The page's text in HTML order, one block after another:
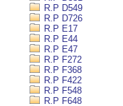
R.P D549
R.P D726
R.P E17
R.P E44
R.P E47
R.P F272
R.P F368
R.P F422
R.P F548
R.P F648